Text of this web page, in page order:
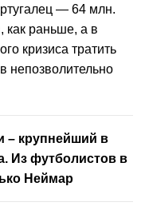
— 64 млн.
как раньше, а в
кризиса тратить
непозволительно
– крупнейший в
Из футболистов в
Неймар